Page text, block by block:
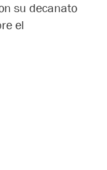
su decanato
el